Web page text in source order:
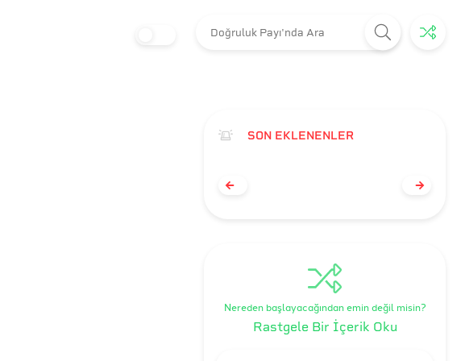
SON EKLENENLER
Nereden başlayacağından emin değil misin?
Rastgele Bir İçerik Oku